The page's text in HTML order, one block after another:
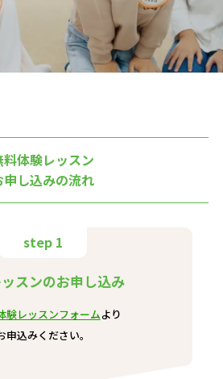
料体験レッスン
申し込みの流れ
step 1
スンのお申し込み
験レッスンフォームより
申込みください。